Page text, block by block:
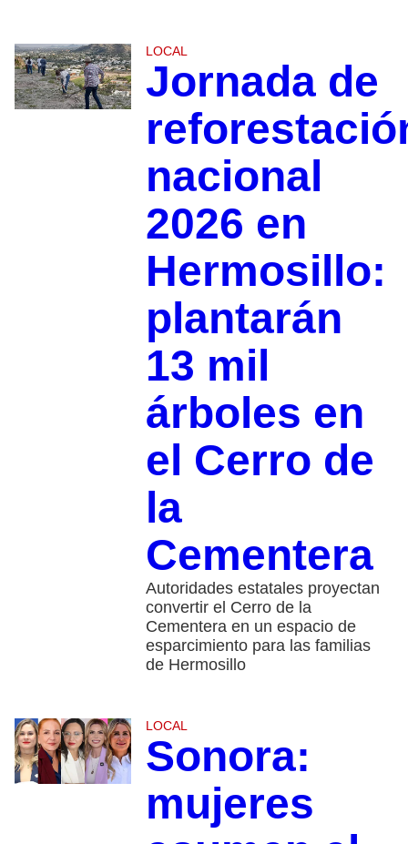
LOCAL
Jornada de
nacional
2026 en
Hermosillo:
plantarán
13 mil
árboles en
el Cerro de
la
Cementera
Autoridades estatales proyectan
convertir el Cerro de la
Cementera en un espacio de
esparcimiento para las familias
de Hermosillo
LOCAL
Sonora:
mujeres